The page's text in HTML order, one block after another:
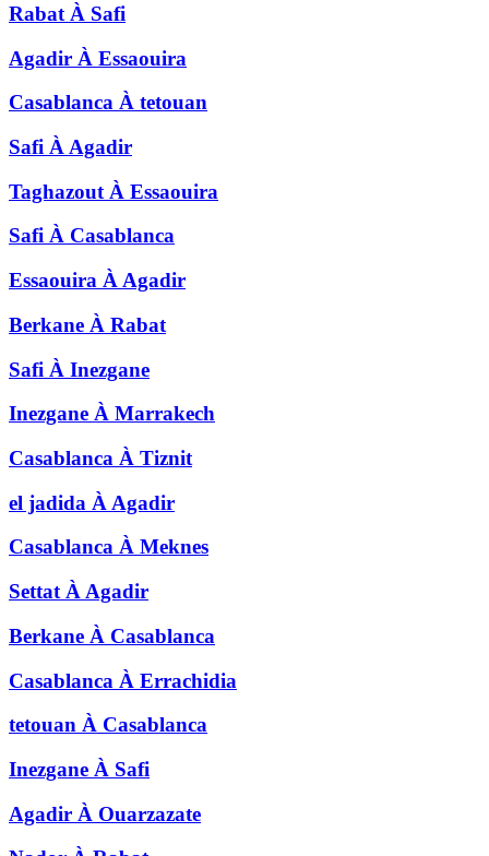
Rabat À Safi
Agadir À Essaouira
Casablanca À tetouan
Safi À Agadir
Taghazout À Essaouira
Safi À Casablanca
Essaouira À Agadir
Berkane À Rabat
Safi À Inezgane
Inezgane À Marrakech
Casablanca À Tiznit
el jadida À Agadir
Casablanca À Meknes
Settat À Agadir
Berkane À Casablanca
Casablanca À Errachidia
tetouan À Casablanca
Inezgane À Safi
Agadir À Ouarzazate